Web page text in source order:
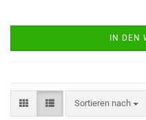
IN DEN
Sortieren nach